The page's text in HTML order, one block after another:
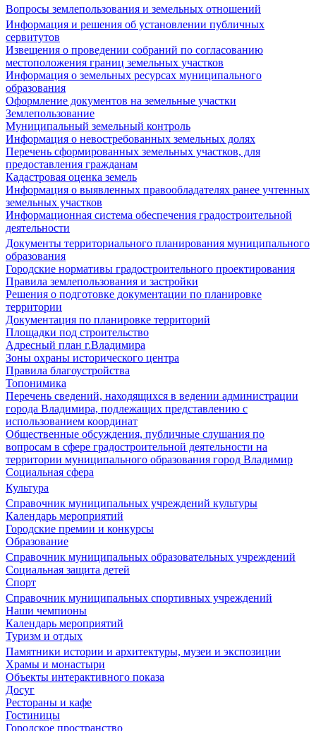
Вопросы землепользования и земельных отношений
Информация и решения об установлении публичных
сервитутов
Извещения о проведении собраний по согласованию
местоположения границ земельных участков
Информация о земельных ресурсах муниципального
образования
Оформление документов на земельные участки
Землепользование
Муниципальный земельный контроль
Информация о невостребованных земельных долях
Перечень сформированных земельных участков, для
предоставления гражданам
Кадастровая оценка земель
Информация о выявленных правообладателях ранее учтенных
земельных участков
Информационная система обеспечения градостроительной
деятельности
Документы территориального планирования муниципального
образования
Городские нормативы градостроительного проектирования
Правила землепользования и застройки
Решения о подготовке документации по планировке
территории
Документация по планировке территорий
Площадки под строительство
Адресный план г.Владимира
Зоны охраны исторического центра
Правила благоустройства
Топонимика
Перечень сведений, находящихся в ведении администрации
города Владимира, подлежащих представлению с
использованием координат
Общественные обсуждения, публичные слушания по
вопросам в сфере градостроительной деятельности на
территории муниципального образования город Владимир
Социальная сфера
Культура
Справочник муниципальных учреждений культуры
Календарь мероприятий
Городские премии и конкурсы
Образование
Справочник муниципальных образовательных учреждений
Социальная защита детей
Спорт
Справочник муниципальных спортивных учреждений
Наши чемпионы
Календарь мероприятий
Туризм и отдых
Памятники истории и архитектуры, музеи и экспозиции
Храмы и монастыри
Объекты интерактивного показа
Досуг
Рестораны и кафе
Гостиницы
Городское пространство